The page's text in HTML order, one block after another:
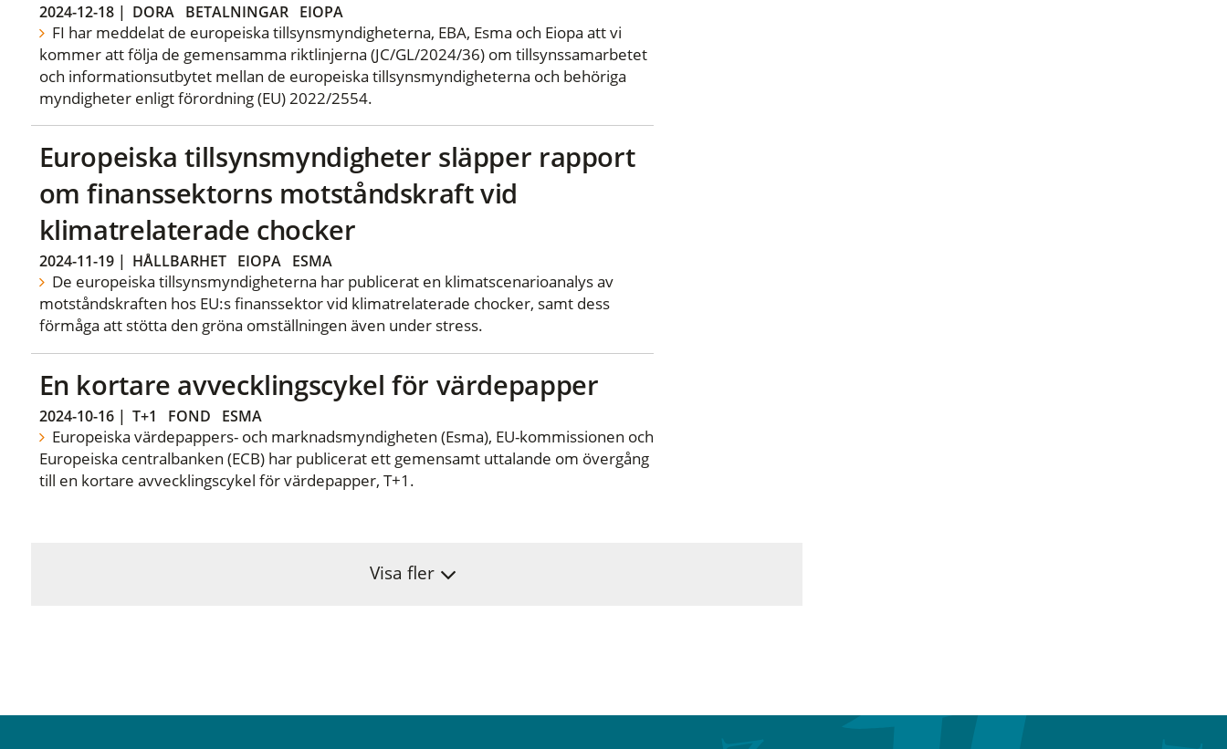
2024-12-18| DORA BETALNINGAR EIOPA
FI har meddelat de europeiska tillsynsmyndigheterna, EBA, Esma och Eiopa att vi
kommer att följa de gemensamma riktlinjerna (JC/GL/2024/36) om tillsynssamarbetet
och informationsutbytet mellan de europeiska tillsynsmyndigheterna och behöriga
myndigheter enligt förordning (EU) 2022/2554.
Europeiska tillsynsmyndigheter släpper rapport
om finanssektorns motståndskraft vid
klimatrelaterade chocker
2024-11-19| HÅLLBARHET EIOPA ESMA
De europeiska tillsynsmyndigheterna har publicerat en klimatscenarioanalys av
motståndskraften hos EU:s finanssektor vid klimatrelaterade chocker, samt dess
förmåga att stötta den gröna omställningen även under stress.
En kortare avvecklingscykel för värdepapper
2024-10-16| T+1 FOND ESMA
Europeiska värdepappers- och marknadsmyndigheten (Esma), EU-kommissionen och
Europeiska centralbanken (ECB) har publicerat ett gemensamt uttalande om övergång
till en kortare avvecklingscykel för värdepapper, T+1.
Visa fler